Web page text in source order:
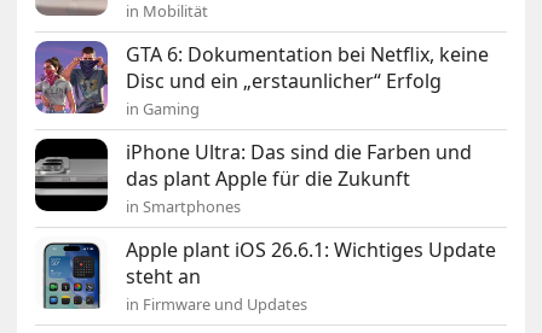
in Mobilität
GTA 6: Dokumentation bei Netflix, keine
Disc und ein „erstaunlicher“ Erfolg
in Gaming
iPhone Ultra: Das sind die Farben und
das plant Apple für die Zukunft
in Smartphones
Apple plant iOS 26.6.1: Wichtiges Update
steht an
in Firmware und Updates